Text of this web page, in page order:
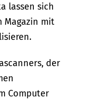
lassen sich
Magazin mit
der
Computer